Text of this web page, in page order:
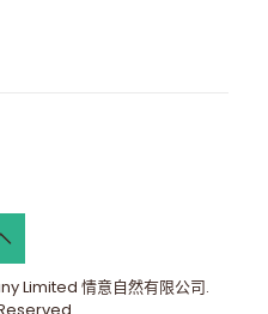
Limited 情意自然有限公司.